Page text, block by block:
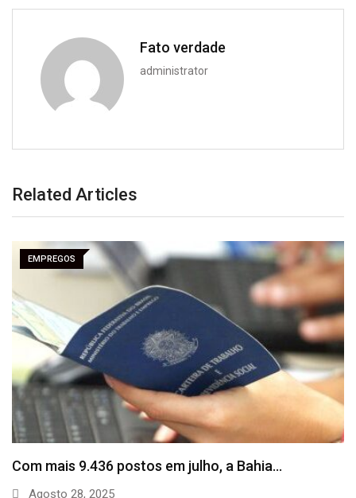
Fato verdade
administrator
Related Articles
EMPREGOS